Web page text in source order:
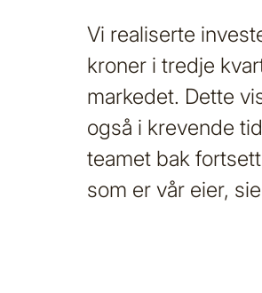
Vi realiserte
kroner i tredje
markedet. Dette
også i krevende
teamet bak
som er vår eier,